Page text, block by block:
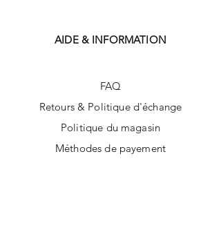
AIDE & INFORMATION
FAQ
Retours & Politique d'échange
Politique du magasin
Méthodes de payement